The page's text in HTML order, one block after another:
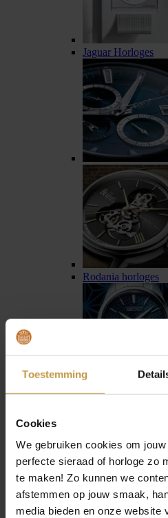
Toestemming
Cookies
We gebruiken cookies om
perfecte sieraad of horloge zo
te maken! Zo kunnen we
afstemmen op jouw smaak,
media bieden en onze website
Jaguar Horloges
Rodania horloges
Seiko Astron